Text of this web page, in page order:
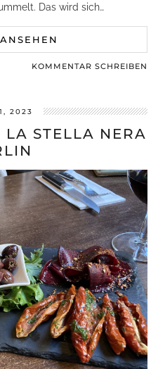
Das wird sich…
KOMMENTAR SCHREIBEN
2023
LA STELLA NERA